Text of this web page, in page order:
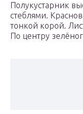
Полукустарник
стеблями.
тонкой корой.
По центру